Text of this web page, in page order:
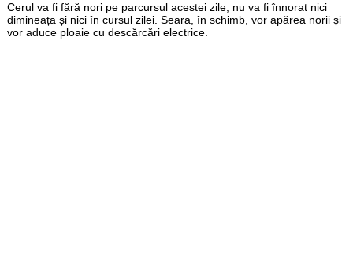
Cerul va fi fără nori pe parcursul acestei zile, nu va fi înnorat nici
dimineața și nici în cursul zilei. Seara, în schimb, vor apărea norii și
vor aduce ploaie cu descărcări electrice.